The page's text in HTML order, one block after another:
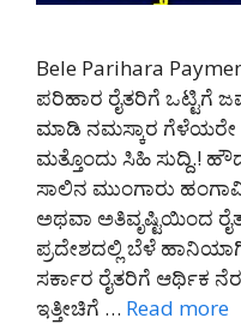
Bele Parihara
ಪರಿಹಾರ ರೈತರಿಗೆ ಒಟ್ಟಿಗೆ
ಮಾಡಿ ನಮಸ್ಕಾರ ಗೆಳೆಯರೇ
ಮತ್ತೊಂದು ಸಿಹಿ ಸುದ್ದಿ.!
ಸಾಲಿನ ಮುಂಗಾರು
ಅಥವಾ ಅತಿವೃಷ್ಟಿಯಿಂದ
ಪ್ರದೇಶದಲ್ಲಿ ಬೆಳೆ
ಸರ್ಕಾರ ರೈತರಿಗೆ ಆರ್ಥಿಕ
ಇತ್ತೀಚಿಗೆ … Read more